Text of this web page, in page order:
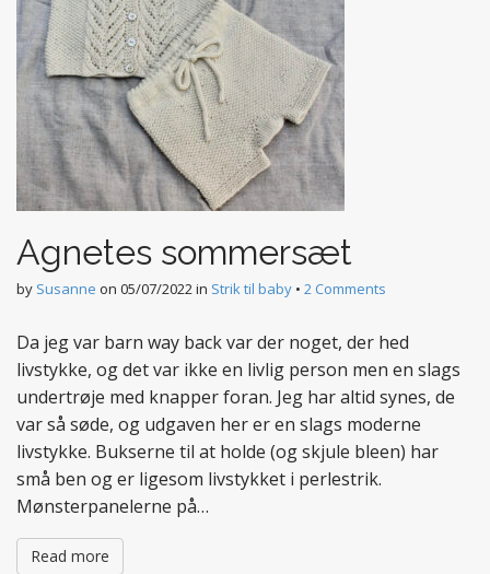
Agnetes sommersæt
by Susanne on 05/07/2022in Strik til baby • 2 Comments
Da jeg var barn way back var der noget, der hed
livstykke, og det var ikke en livlig person men en slags
undertrøje med knapper foran. Jeg har altid synes, de
var så søde, og udgaven her er en slags moderne
livstykke. Bukserne til at holde (og skjule bleen) har
små ben og er ligesom livstykket i perlestrik.
Mønsterpanelerne på…
Read more